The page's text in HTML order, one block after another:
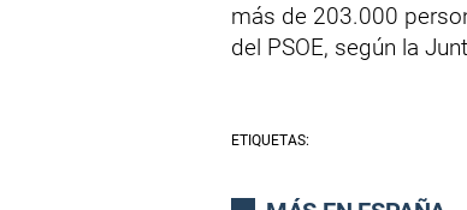
más de 203.000
del PSOE, según la
ETIQUETAS: